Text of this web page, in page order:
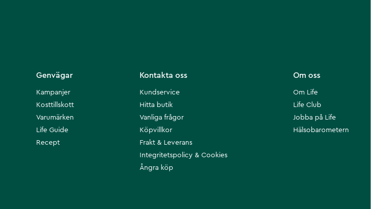
Om oss
Om Life
Life Club
Jobba på Life
Hälsobarometern
Kontakta oss
Kundservice
Hitta butik
Vanliga frågor
Köpvillkor
Frakt & Leverans
Integritetspolicy & Cookies
Ångra köp
Genvägar
Kampanjer
Kosttillskott
Varumärken
Life Guide
Recept